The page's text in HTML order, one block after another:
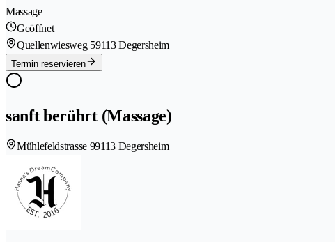
Massage
Geöffnet
Quellenwiesweg 59113 Degersheim
Termin reservieren
sanft berührt (Massage)
Mühlefeldstrasse 99113 Degersheim